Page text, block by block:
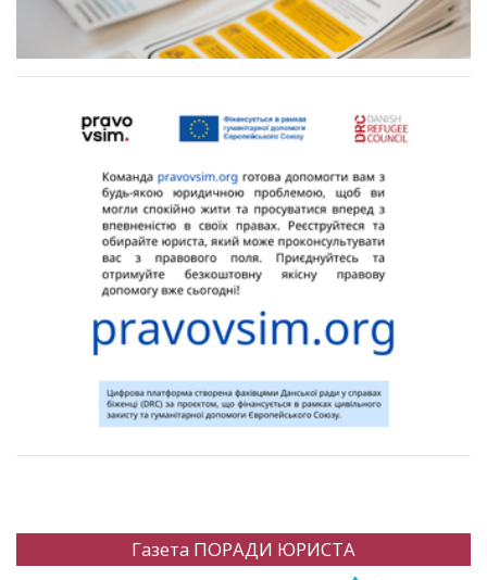
Газета ПОРАДИ ЮРИСТА